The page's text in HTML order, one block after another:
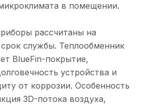
в помещении.
рассчитаны на
службы. Теплообменник
BlueFin-покрытие,
устройства и
от коррозии. Особенность
3D-потока воздуха,